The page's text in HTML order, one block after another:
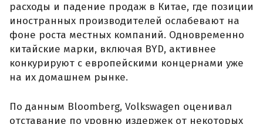
расходы и падение продаж в Китае, где позиции
иностранных производителей ослабевают на
фоне роста местных компаний. Одновременно
китайские марки, включая BYD, активнее
конкурируют с европейскими концернами уже
на их домашнем рынке.
По данным Bloomberg, Volkswagen оценивал
отставание по уровню издержек от некоторых